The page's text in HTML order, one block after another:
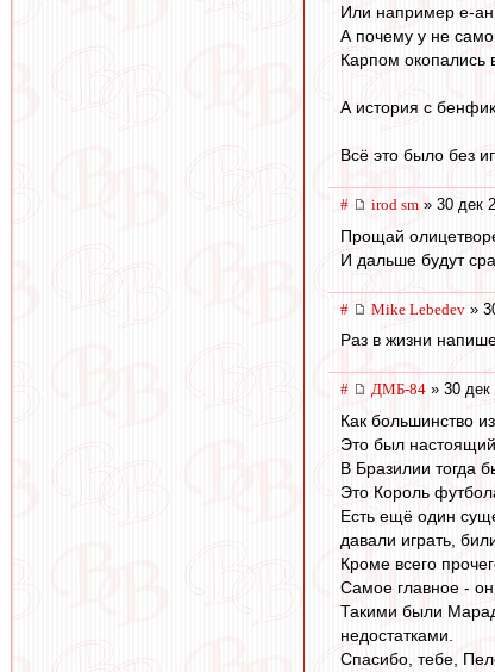
Или например е-
А почему у не
Карпом окопались
А история с
Всё это было без
# irod sm » 30 дек
Прощай
И дальше будут
# Mike Lebedev »
Раз в жизни
# ДМБ-84 » 30 дек
Как большинство
Это был
В Бразилии тогда
Это Король
Есть ещё один
давали играть,
Кроме всего
Самое главное -
Такими были
недостатками.
Спасибо, тебе,